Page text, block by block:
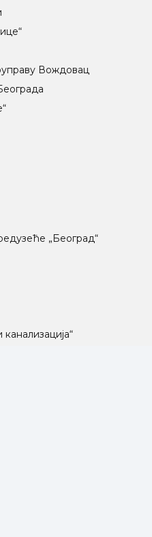
Вождовац
„Београд“